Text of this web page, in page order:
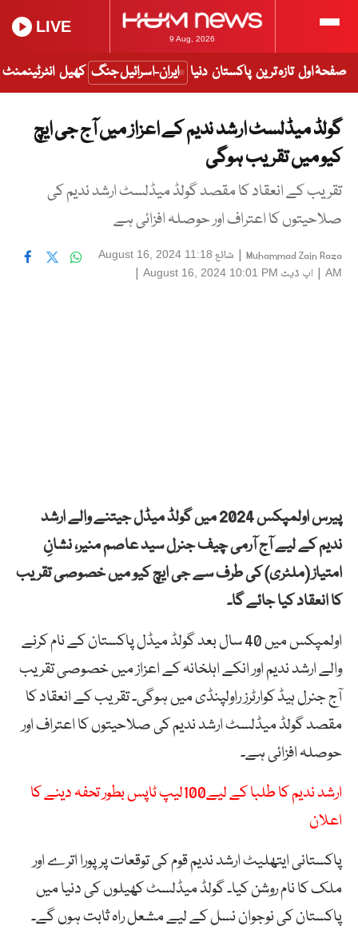
9 Aug, 2026
LIVE
صفحۂ اول تازہ ترین پاکستان دنیا ایران-اسرائیل جنگ کھیل انٹرٹینمنٹ
گولڈ میڈلسٹ ارشد ندیم کے اعزاز میں آج جی ایچ
کیو میں تقریب ہوگی
تقریب کے انعقاد کا مقصد گولڈ میڈلسٹ ارشد ندیم کی
صلاحیتوں کا اعتراف اور حوصلہ افزائی ہے
Muhammad Zain Raza
| شائع August 16, 2024 11:18
AM
| اپ ڈیٹ August 16, 2024 10:01 PM
|
پیرس اولمپکس 2024 میں گولڈ میڈل جیتنے والے ارشد
ندیم کے لیے آج آرمی چیف جنرل سید عاصم منیر، نشانِ
امتیاز (ملٹری) کی طرف سے جی ایچ کیو میں خصوصی تقریب
کا انعقاد کیا جائے گا۔
اولمپکس میں 40 سال بعد گولڈ میڈل پاکستان کے نام کرنے
والے ارشد ندیم اور انکے اہلخانہ کے اعزاز میں خصوصی تقریب
آج جنرل ہیڈ کوارٹرز راولپنڈی میں ہوگی۔ تقریب کے انعقاد کا
مقصد گولڈ میڈلسٹ ارشد ندیم کی صلاحیتوں کا اعتراف اور
حوصلہ افزائی ہے۔
ارشد ندیم کا طلبا کے لیے100لیپ ٹاپس بطور تحفہ دینے کا
اعلان
پاکستانی ایتھلیٹ ارشد ندیم قوم کی توقعات پر پورا اترے اور
ملک کا نام روشن کیا۔ گولڈ میڈلسٹ کھیلوں کی دنیا میں
پاکستان کی نوجوان نسل کے لیے مشعل راہ ثابت ہوں گے۔